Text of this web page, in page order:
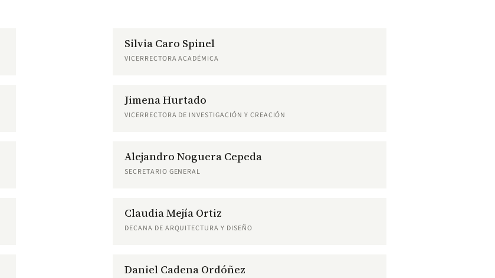
Silvia Caro Spinel
VICERRECTORA ACADÉMICA
Jimena Hurtado
VICERRECTORA DE INVESTIGACIÓN Y CREACIÓN
Alejandro Noguera Cepeda
SECRETARIO GENERAL
Claudia Mejía Ortiz
DECANA DE ARQUITECTURA Y DISEÑO
Daniel Cadena Ordóñez